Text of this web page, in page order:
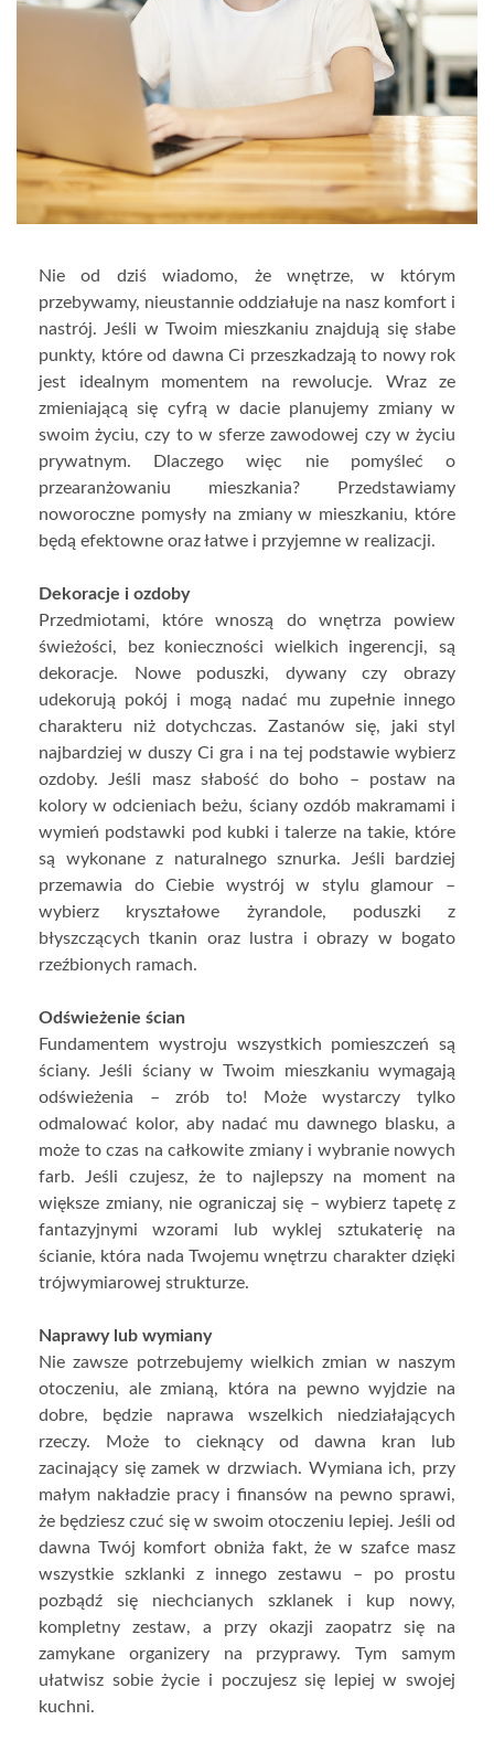
Nie od dziś wiadomo, że wnętrze, w którym
przebywamy, nieustannie oddziałuje na nasz komfort i
nastrój. Jeśli w Twoim mieszkaniu znajdują się słabe
punkty, które od dawna Ci przeszkadzają to nowy rok
jest idealnym momentem na rewolucje. Wraz ze
zmieniającą się cyfrą w dacie planujemy zmiany w
swoim życiu, czy to w sferze zawodowej czy w życiu
prywatnym. Dlaczego więc nie pomyśleć o
przearanżowaniu mieszkania? Przedstawiamy
noworoczne pomysły na zmiany w mieszkaniu, które
będą efektowne oraz łatwe i przyjemne w realizacji.
Dekoracje i ozdoby
Przedmiotami, które wnoszą do wnętrza powiew
świeżości, bez konieczności wielkich ingerencji, są
dekoracje. Nowe poduszki, dywany czy obrazy
udekorują pokój i mogą nadać mu zupełnie innego
charakteru niż dotychczas. Zastanów się, jaki styl
najbardziej w duszy Ci gra i na tej podstawie wybierz
ozdoby. Jeśli masz słabość do boho – postaw na
kolory w odcieniach beżu, ściany ozdób makramami i
wymień podstawki pod kubki i talerze na takie, które
są wykonane z naturalnego sznurka. Jeśli bardziej
przemawia do Ciebie wystrój w stylu glamour –
wybierz kryształowe żyrandole, poduszki z
błyszczących tkanin oraz lustra i obrazy w bogato
rzeźbionych ramach.
Odświeżenie ścian
Fundamentem wystroju wszystkich pomieszczeń są
ściany. Jeśli ściany w Twoim mieszkaniu wymagają
odświeżenia – zrób to! Może wystarczy tylko
odmalować kolor, aby nadać mu dawnego blasku, a
może to czas na całkowite zmiany i wybranie nowych
farb. Jeśli czujesz, że to najlepszy na moment na
większe zmiany, nie ograniczaj się – wybierz tapetę z
fantazyjnymi wzorami lub wyklej sztukaterię na
ścianie, która nada Twojemu wnętrzu charakter dzięki
trójwymiarowej strukturze.
Naprawy lub wymiany
Nie zawsze potrzebujemy wielkich zmian w naszym
otoczeniu, ale zmianą, która na pewno wyjdzie na
dobre, będzie naprawa wszelkich niedziałających
rzeczy. Może to cieknący od dawna kran lub
zacinający się zamek w drzwiach. Wymiana ich, przy
małym nakładzie pracy i finansów na pewno sprawi,
że będziesz czuć się w swoim otoczeniu lepiej. Jeśli od
dawna Twój komfort obniża fakt, że w szafce masz
wszystkie szklanki z innego zestawu – po prostu
pozbądź się niechcianych szklanek i kup nowy,
kompletny zestaw, a przy okazji zaopatrz się na
zamykane organizery na przyprawy. Tym samym
ułatwisz sobie życie i poczujesz się lepiej w swojej
kuchni.